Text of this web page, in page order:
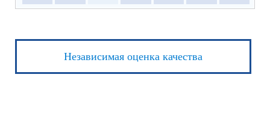
Независимая оценка качества